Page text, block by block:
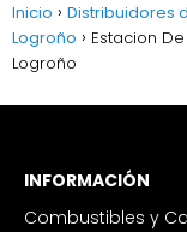
Inicio Distribuidores
Logroño
Estacion
Logroño
INFORMACIÓN
Combustibles y